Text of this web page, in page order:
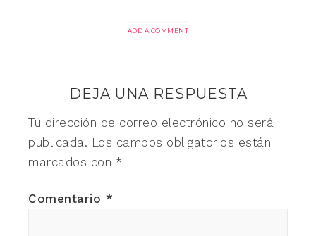
ADD A COMMENT
DEJA UNA RESPUESTA
Tu dirección de correo electrónico no será
publicada. Los campos obligatorios están
marcados con *
Comentario *